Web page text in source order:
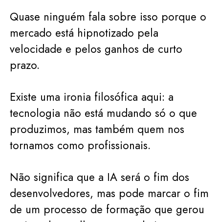
Quase ninguém fala sobre isso porque o
mercado está hipnotizado pela
velocidade e pelos ganhos de curto
prazo.
Existe uma ironia filosófica aqui: a
tecnologia não está mudando só o que
produzimos, mas também quem nos
tornamos como profissionais.
Não significa que a IA será o fim dos
desenvolvedores, mas pode marcar o fim
de um processo de formação que gerou